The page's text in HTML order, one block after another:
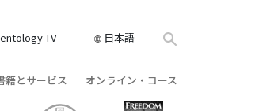
TV 日本語
籍とサービス オンライン・コース